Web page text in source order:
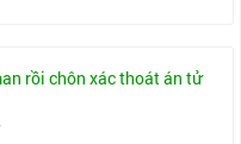
rồi chôn xác thoát án tử